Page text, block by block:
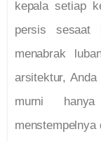
kepala setiap
persis sesaat
menabrak
arsitektur,
murni
menstempelnya